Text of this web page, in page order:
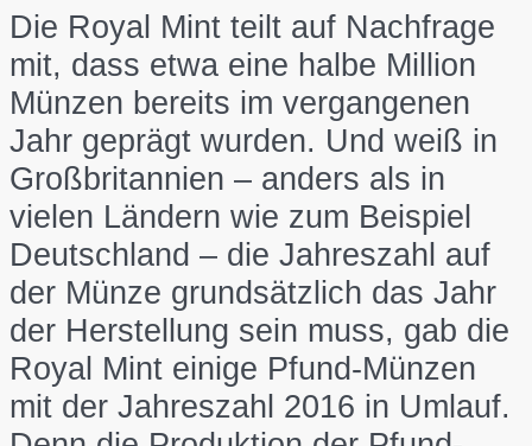
Die Royal Mint teilt auf Nachfrage
mit, dass etwa eine halbe Million
Münzen bereits im vergangenen
Jahr geprägt wurden. Und weiß in
Großbritannien – anders als in
vielen Ländern wie zum Beispiel
Deutschland – die Jahreszahl auf
der Münze grundsätzlich das Jahr
der Herstellung sein muss, gab die
Royal Mint einige Pfund-Münzen
mit der Jahreszahl 2016 in Umlauf.